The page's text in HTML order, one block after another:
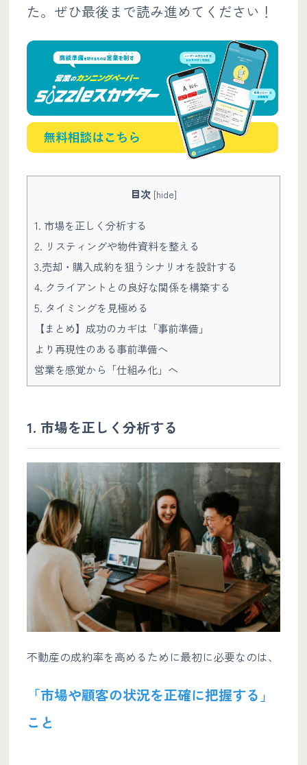
た。ぜひ最後まで読み進めてください！
目次 [hide]
1. 市場を正しく分析する
2. リスティングや物件資料を整える
3.売却・購入成約を狙うシナリオを設計する
4. クライアントとの良好な関係を構築する
5. タイミングを見極める
【まとめ】成功のカギは「事前準備」
より再現性のある事前準備へ
営業を感覚から「仕組み化」へ
1. 市場を正しく分析する
不動産の成約率を高めるために最初に必要なのは、
「市場や顧客の状況を正確に把握する」
こと